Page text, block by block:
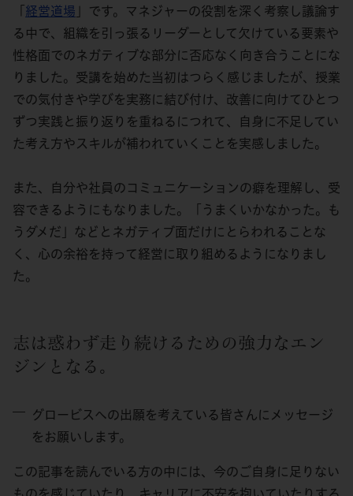
経営道場 」です。マネジャーの役割を深く考察し議論す
る中で、組織を引っ張るリーダーとして欠けている要素や
性格面でのネガティブな部分に否応なく向き合うことにな
りました。受講を始めた当初はつらく感じましたが、授業
での気付きや学びを実務に結び付け、改善に向けてひとつ
ずつ実践と振り返りを重ねるにつれて、自身に不足してい
た考え方やスキルが補われていくことを実感しました。
また、自分や社員のコミュニケーションの癖を理解し、受
容できるようにもなりました。「うまくいかなかった。も
うダメだ」などとネガティブ面だけにとらわれることな
く、心の余裕を持って経営に取り組めるようになりまし
た。
志は惑わず走り続けるための強力なエン
ジンとなる。
グロービスへの出願を考えている皆さんにメッセージ
をお願いします。
この記事を読んでいる方の中には、今のご自身に足りない
ものを感じていたり、キャリアに不安を抱いていたりする